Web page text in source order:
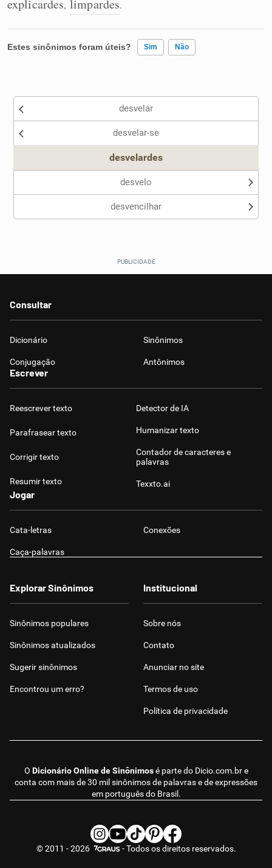
explicardes, limpardes.
Estes sinônimos foram úteis? Sim Não
Nenhum dos sinônimos apresentados me ajudou
desvelar
desvelar-se
desvelardes
desvelo
desvencilhar
Consultar
Dicionário Sinônimos
Conjugação Antônimos
Escrever
Reescrever texto
Parafrasear texto
Corrigir texto
Resumir texto
Detector de IA
Humanizar texto
Contador de caracteres e
palavras
Texxto.ai
Jogar
Cata-letras Conexões
Caça-palavras
O Dicionário Online de Sinônimosé parte do Dicio.com.bre
conta com mais de 30 mil sinônimos de palavras e de expressões
em português do Brasil.
Explorar Sinônimos
Sinônimos populares
Sinônimos atualizados
Sugerir sinônimos
Encontrou um erro?
Institucional
Sobre nós
Contato
Anunciar no site
Termos de uso
Política de privacidade
© 2011 - 2026 - Todos os direitos reservados.